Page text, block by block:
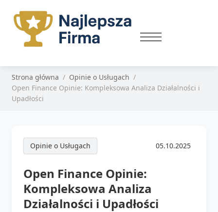
Strona główna
Opinie o Usługach
Open Finance Opinie: Kompleksowa Analiza Działalności i
Upadłości
Opinie o Usługach 05.10.2025
Open Finance Opinie:
Kompleksowa Analiza
Działalności i Upadłości